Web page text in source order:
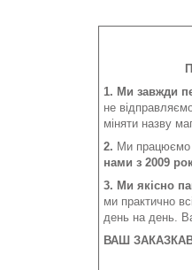
1. Ми завжди
не
міняти назву
2. Ми працюємо
нами з 2009
3. Ми якісно
ми практично
день на день.
ВАШ